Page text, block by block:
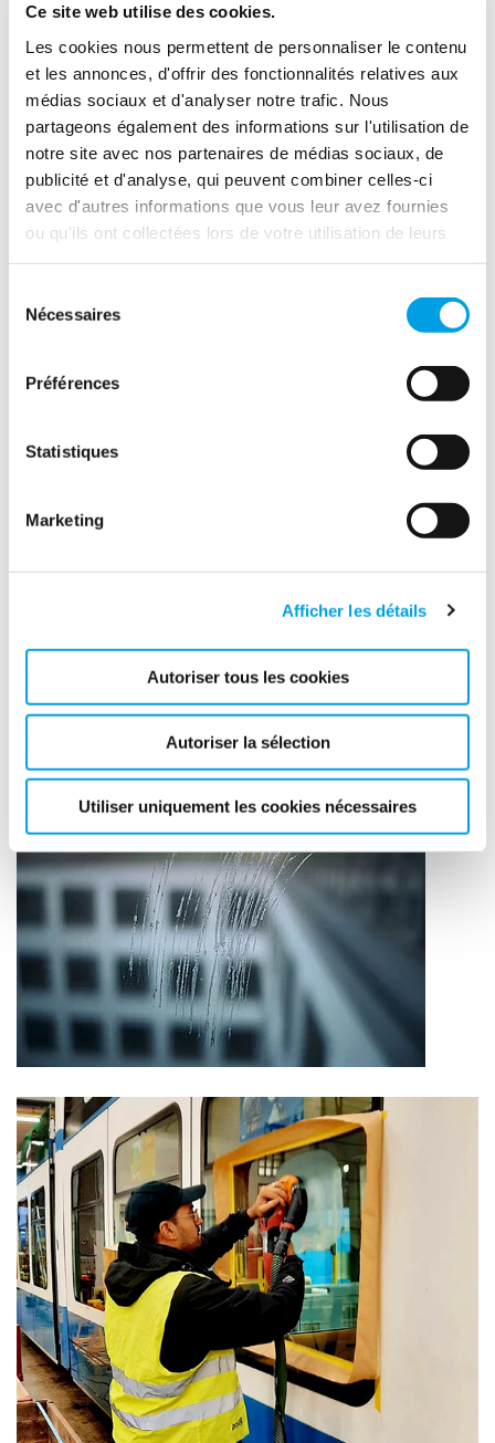
Ce site web utilise des cookies.
Les cookies nous permettent de personnaliser le contenu
et les annonces, d'offrir des fonctionnalités relatives aux
médias sociaux et d'analyser notre trafic. Nous
partageons également des informations sur l'utilisation de
notre site avec nos partenaires de médias sociaux, de
publicité et d'analyse, qui peuvent combiner celles-ci
avec d'autres informations que vous leur avez fournies
ou qu'ils ont collectées lors de votre utilisation de leurs
Nécessaires
Préférences
Statistiques
Marketing
Afficher les détails
Autoriser tous les cookies
Autoriser la sélection
Utiliser uniquement les cookies nécessaires
GLASSRESQ AG
021 512 03 10
info@glassresq.com
Quand les rayures nuisent à la
SIGNALER UN DOMMAGE